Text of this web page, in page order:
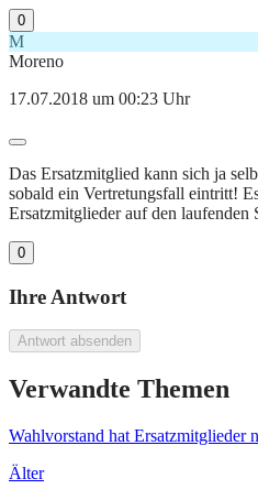
0
M
Moreno
17.07.2018 um 00:23 Uhr
Das Ersatzmitglied kann sich ja
sobald ein Vertretungsfall eintritt!
Ersatzmitglieder auf den laufenden
0
Ihre Antwort
Antwort absenden
Verwandte Themen
Wahlvorstand hat Ersatzmitglieder
Älter